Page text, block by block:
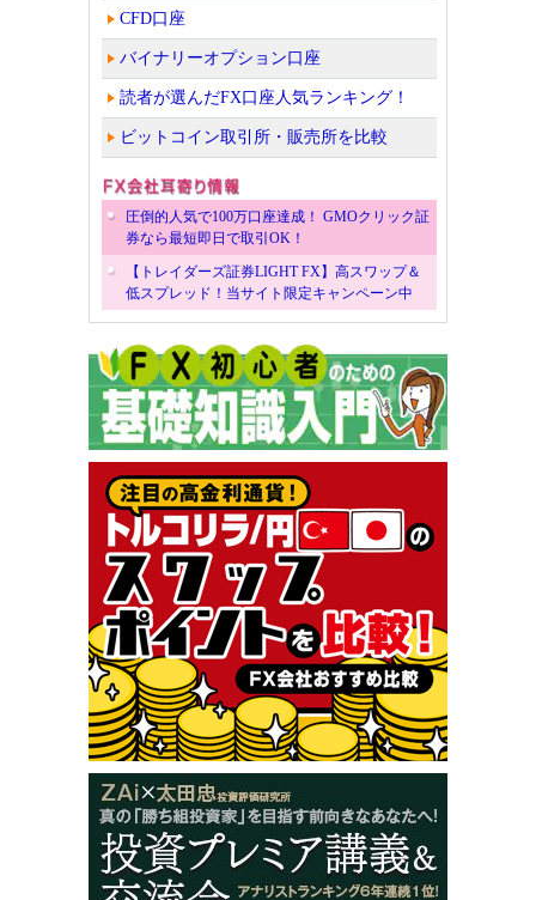
CFD口座
バイナリーオプション口座
読者が選んだFX口座人気ランキング！
ビットコイン取引所・販売所を比較
圧倒的人気で100万口座達成！ GMOクリック証
券なら最短即日で取引OK！
【トレイダーズ証券LIGHT FX】高スワップ＆
低スプレッド！当サイト限定キャンペーン中